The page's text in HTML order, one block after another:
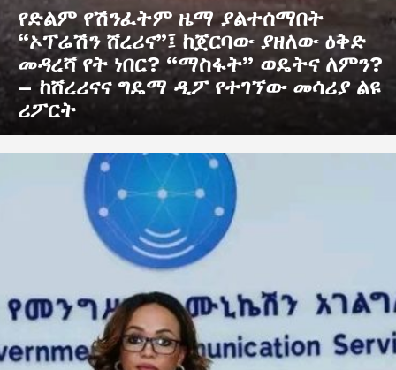
የድልም የሽንፈትም ዜማ ያልተሰማበት
“ኦፕሬሽን ሸረሪና”፤ ከጀርባው ያዘለው ዕቅድ
መዳረሻ የት ነበር? “ማስፋት” ወዴትና ለምን?
– ከሸረሪናና ግዴማ ዲፖ የተገኘው መሳሪያ ልዩ
ሪፖርት